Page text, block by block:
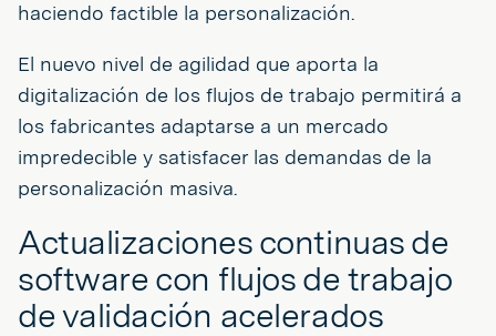
haciendo factible la personalización.
El nuevo nivel de agilidad que aporta la
digitalización de los flujos de trabajo permitirá a
los fabricantes adaptarse a un mercado
impredecible y satisfacer las demandas de la
personalización masiva.
Actualizaciones continuas de
software con flujos de trabajo
de validación acelerados